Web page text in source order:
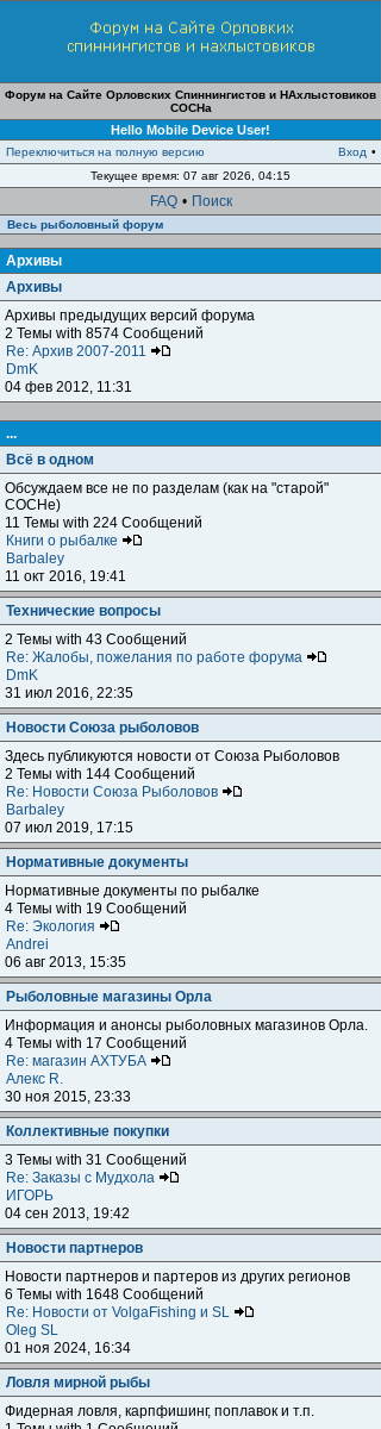
Форум на Сайте Орловских Спиннингистов и НАхлыстовиков
СОСНа
Hello Mobile Device User!
Переключиться на полную версию Вход •
Текущее время: 07 авг 2026, 04:15
FAQ • Поиск
Весь рыболовный форум
Архивы
Архивы
Архивы предыдущих версий форума
2 Темы with 8574 Сообщений
Re: Архив 2007-2011
DmK
04 фев 2012, 11:31
...
Всё в одном
Обсуждаем все не по разделам (как на "старой"
СОСНе)
11 Темы with 224 Сообщений
Книги о рыбалке
Barbaley
11 окт 2016, 19:41
Технические вопросы
2 Темы with 43 Сообщений
Re: Жалобы, пожелания по работе форума
DmK
31 июл 2016, 22:35
Новости Союза рыболовов
Здесь публикуются новости от Союза Рыболовов
2 Темы with 144 Сообщений
Re: Новости Союза Рыболовов
Barbaley
07 июл 2019, 17:15
Нормативные документы
Нормативные документы по рыбалке
4 Темы with 19 Сообщений
Re: Экология
Andrei
06 авг 2013, 15:35
Рыболовные магазины Орла
Информация и анонсы рыболовных магазинов Орла.
4 Темы with 17 Сообщений
Re: магазин АХТУБА
Алекс R.
30 ноя 2015, 23:33
Коллективные покупки
3 Темы with 31 Сообщений
Re: Заказы с Мудхола
ИГОРЬ
04 сен 2013, 19:42
Новости партнеров
Новости партнеров и партеров из других регионов
6 Темы with 1648 Сообщений
Re: Новости от VolgaFishing и SL
Oleg SL
01 ноя 2024, 16:34
Ловля мирной рыбы
Фидерная ловля, карпфишинг, поплавок и т.п.